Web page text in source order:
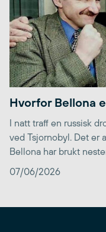
Hvorfor Bellona
I natt traff en russisk
ved Tsjornobyl. Det er
Bellona har brukt
07/06/2026